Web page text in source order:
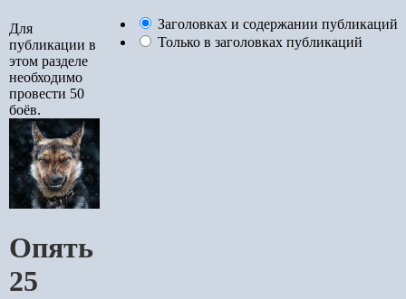
Заголовках и содержании публикаций
Только в заголовках публикаций
Для
публикации в
этом разделе
необходимо
провести 50
боёв.
Опять
25